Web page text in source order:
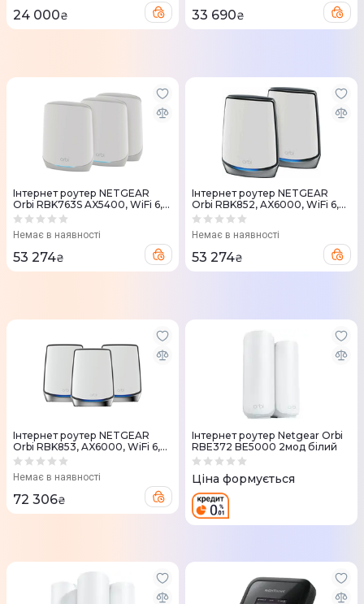
24 000₴ 33 690₴
Iнтернет роутер NETGEAR
Orbi RBK763S AX5400, WiFi 6,
MESH кол. (3шт.)
Немає в наявності
53 274₴
Iнтернет роутер NETGEAR
Orbi RBK852, AX6000, WiFi 6,
MESH (2шт.)
Немає в наявності
53 274₴
Iнтернет роутер NETGEAR
Orbi RBK853, AX6000, WiFi 6,
MESH (3шт.)
Немає в наявності
72 306₴
Iнтернет роутер Netgear Orbi
RBE372 BE5000 2мод білий
Ціна формується